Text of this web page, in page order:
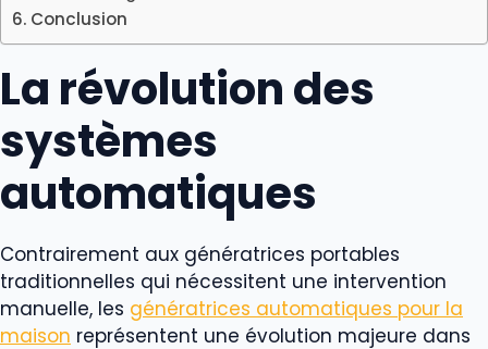
Conclusion
La révolution des
systèmes
automatiques
Contrairement aux génératrices portables
traditionnelles qui nécessitent une intervention
manuelle, les génératrices automatiques pour la
maison représentent une évolution majeure dans